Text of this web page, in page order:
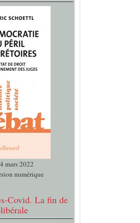
mars 2022
numérique
Covid. La fin de